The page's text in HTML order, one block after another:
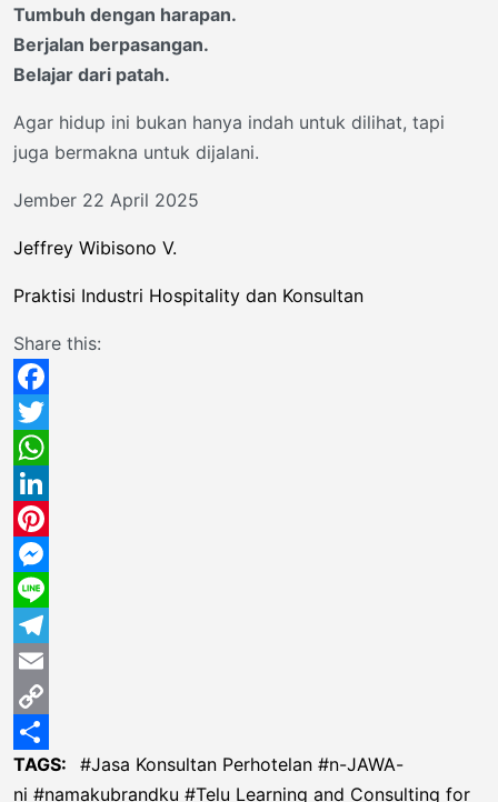
Tumbuh dengan harapan.
Berjalan berpasangan.
Belajar dari patah.
Agar hidup ini bukan hanya indah untuk dilihat, tapi
juga bermakna untuk dijalani.
Jember 22 April 2025
Jeffrey Wibisono V.
Praktisi Industri Hospitality dan Konsultan
Share this:
Facebook
Twitter
WhatsApp
LinkedIn
Pinterest
Messenger
Line
Telegram
Email
Copy
Link
Share
TAGS: Jasa Konsultan Perhotelan
n-JAWA-
ni
namakubrandku Telu Learning and Consulting for